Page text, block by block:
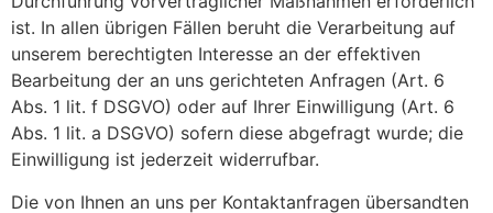
ist. In allen übrigen Fällen beruht die Verarbeitung auf
unserem berechtigten Interesse an der effektiven
Bearbeitung der an uns gerichteten Anfragen (Art. 6
Abs. 1 lit. f DSGVO) oder auf Ihrer Einwilligung (Art. 6
Abs. 1 lit. a DSGVO) sofern diese abgefragt wurde; die
Einwilligung ist jederzeit widerrufbar.
Die von Ihnen an uns per Kontaktanfragen übersandten